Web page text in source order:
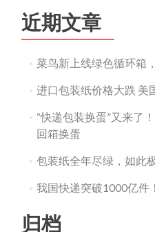
近期文章
菜鸟新上线绿色循环箱
进口包装纸价格大跌 美
“快递包装换蛋”又来了
回箱换蛋
包装纸全年尽绿，如此
我国快递突破1000亿件
归档